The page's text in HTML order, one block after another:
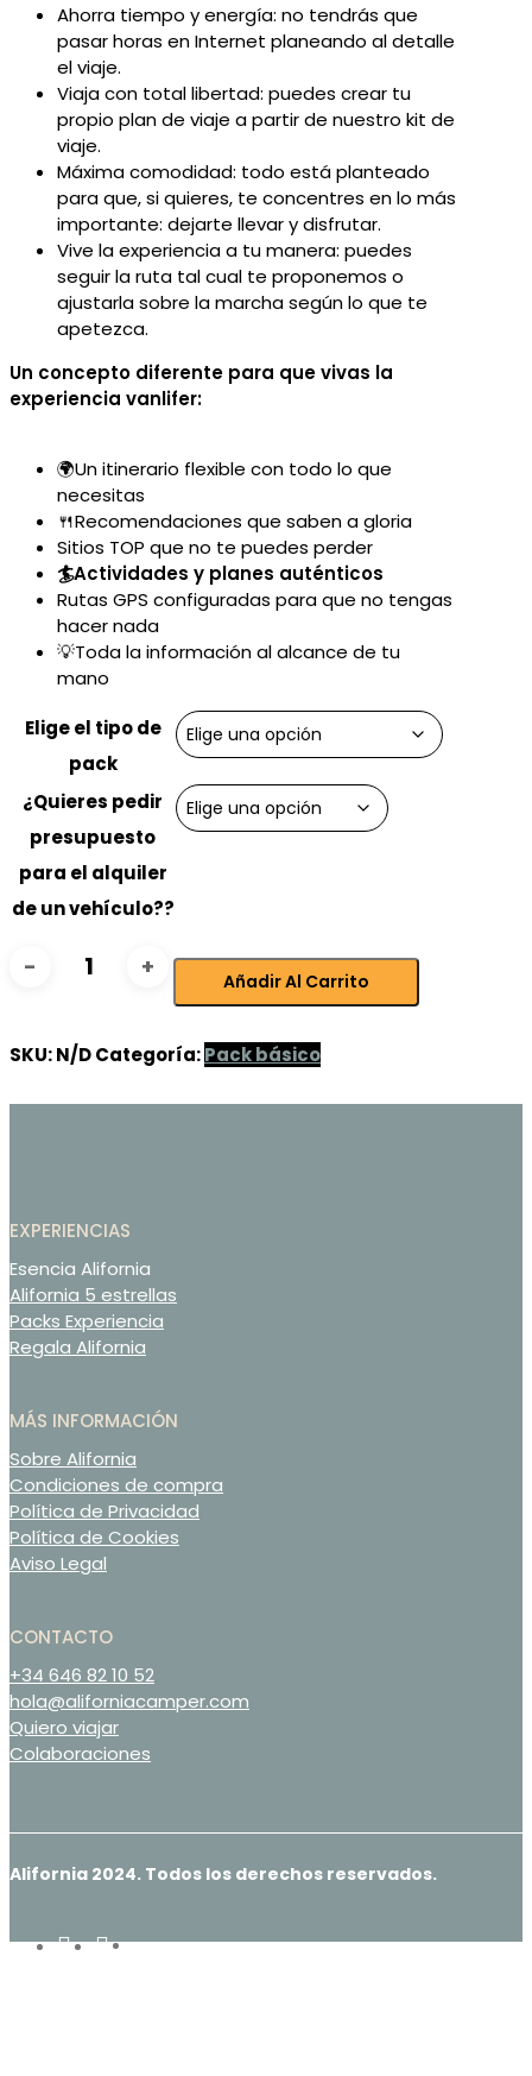
Ahorra tiempo y energía: no tendrás que
pasar horas en Internet planeando al detalle
el viaje.
Viaja con total libertad: puedes crear tu
propio plan de viaje a partir de nuestro kit de
viaje.
Máxima comodidad: todo está planteado
para que, si quieres, te concentres en lo más
importante: dejarte llevar y disfrutar.
Vive la experiencia a tu manera: puedes
seguir la ruta tal cual te proponemos o
ajustarla sobre la marcha según lo que te
apetezca.
Un concepto diferente para que vivas la
experiencia vanlifer:
🌍Un itinerario flexible con todo lo que
necesitas
🍴Recomendaciones que saben a gloria
Sitios TOP que no te puedes perder
🏄Actividades y planes auténticos
Rutas GPS configuradas para que no tengas
hacer nada
💡Toda la información al alcance de tu
mano
Elige el tipo de
pack
¿Quieres pedir
presupuesto
para el alquiler
de un vehículo??
Pack
cantidad
Añadir Al Carrito
SKU:N/DCategoría:Pack básico
EXPERIENCIAS
Esencia Alifornia
Alifornia 5 estrellas
Packs Experiencia
Regala Alifornia
MÁS INFORMACIÓN
Sobre Alifornia
Condiciones de compra
Política de Privacidad
Política de Cookies
Aviso Legal
CONTACTO
+34 646 82 10 52
hola@aliforniacamper.com
Quiero viajar
Colaboraciones
Alifornia 2024. Todos los derechos reservados.
google-instagram
tiktok